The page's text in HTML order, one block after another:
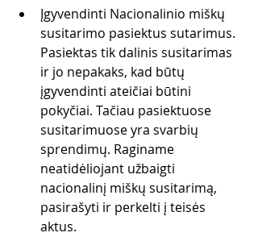
Įgyvendinti Nacionalinio miškų
susitarimo pasiektus sutarimus.
Pasiektas tik dalinis susitarimas
ir jo nepakaks, kad būtų
įgyvendinti ateičiai būtini
pokyčiai. Tačiau pasiektuose
susitarimuose yra svarbių
sprendimų. Raginame
neatidėliojant užbaigti
nacionalinį miškų susitarimą,
pasirašyti ir perkelti į teisės
aktus.